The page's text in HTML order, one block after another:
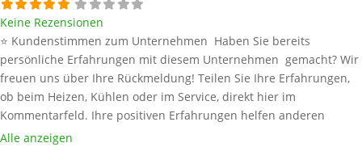
Keine Rezensionen
⭐ Kundenstimmen zum Unternehmen Haben Sie bereits
persönliche Erfahrungen mit diesem Unternehmen gemacht? Wir
freuen uns über Ihre Rückmeldung! Teilen Sie Ihre Erfahrungen,
ob beim Heizen, Kühlen oder im Service, direkt hier im
Kommentarfeld. Ihre positiven Erfahrungen helfen anderen
Interessenten bei der Anbieterauswahl. Sollten Sie eine kritische
Alle anzeigen